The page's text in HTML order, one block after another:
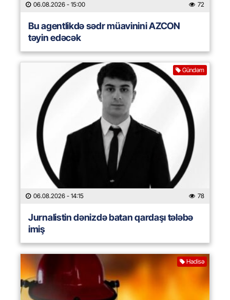
06.08.2026 - 15:00 72
Bu agentlikdə sədr müavinini AZCON
təyin edəcək
Gündəm
06.08.2026 - 14:15 78
Jurnalistin dənizdə batan qardaşı tələbə
imiş
Hadisə